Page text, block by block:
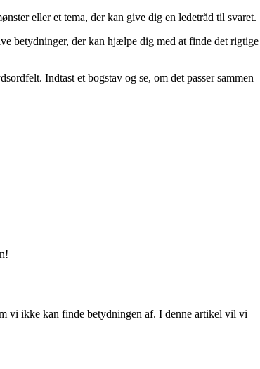
eller et tema, der kan give dig en ledetråd til svaret.
betydninger, der kan hjælpe dig med at finde det rigtige
Indtast et bogstav og se, om det passer sammen
vi ikke kan finde betydningen af. I denne artikel vil vi